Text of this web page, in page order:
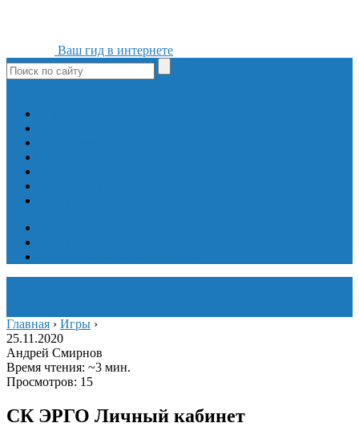
Ваш гид в интернете
Главная › Игры ›
25.11.2020
Андрей Смирнов
Время чтения: ~3 мин.
Просмотров: 15
СК ЭРГО Личный кабинет